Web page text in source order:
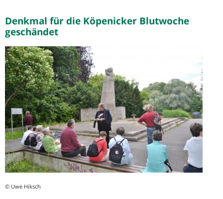
Denkmal für die Köpenicker Blutwoche
geschändet
© Uwe Hiksch